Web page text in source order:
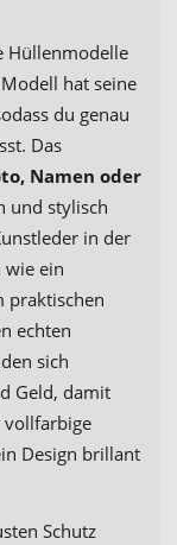
Hüllenmodelle
hat seine
du genau
Das
Namen oder
und stylisch
in der
wie ein
praktischen
echten
sich
Geld, damit
vollfarbige
Design brillant
Schutz